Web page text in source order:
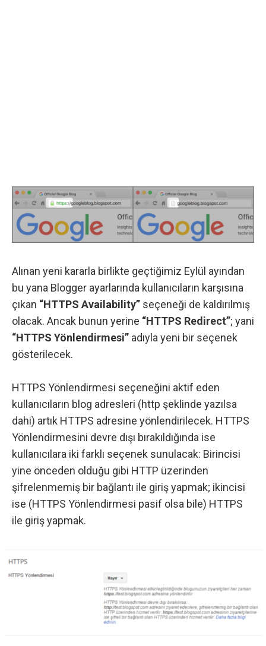
Alınan yeni kararla birlikte geçtiğimiz Eylül ayından
bu yana Blogger ayarlarında kullanıcıların karşısına
çıkan “HTTPS Availability” seçeneği de kaldırılmış
olacak. Ancak bunun yerine “HTTPS Redirect”; yani
“HTTPS Yönlendirmesi” adıyla yeni bir seçenek
gösterilecek.
HTTPS Yönlendirmesi seçeneğini aktif eden
kullanıcıların blog adresleri (http şeklinde yazılsa
dahi) artık HTTPS adresine yönlendirilecek. HTTPS
Yönlendirmesini devre dışı bırakıldığında ise
kullanıcılara iki farklı seçenek sunulacak: Birincisi
yine önceden olduğu gibi HTTP üzerinden
şifrelenmemiş bir bağlantı ile giriş yapmak; ikincisi
ise (HTTPS Yönlendirmesi pasif olsa bile) HTTPS
ile giriş yapmak.